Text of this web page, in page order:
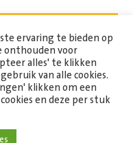
ervaring te bieden op
onthouden voor
alles' te klikken
van alle cookies.
klikken om een
en deze per stuk